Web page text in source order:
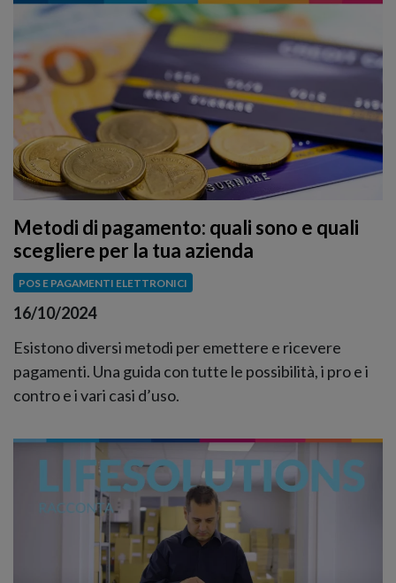
Metodi di pagamento: quali sono e quali
scegliere per la tua azienda
POS E PAGAMENTI ELETTRONICI
16/10/2024
Esistono diversi metodi per emettere e ricevere
pagamenti. Una guida con tutte le possibilità, i pro e i
contro e i vari casi d’uso.